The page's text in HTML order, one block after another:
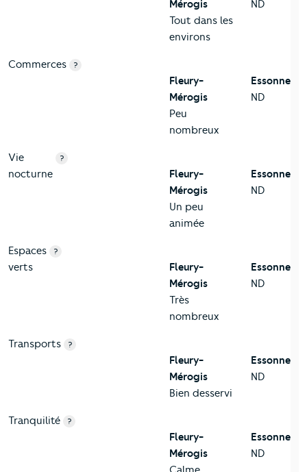
Mérogis
Tout dans les
environs
ND
Commerces ?
Fleury-
Mérogis
Peu
nombreux
Essonne
ND
Vie
nocturne
?
Fleury-
Mérogis
Un peu
animée
Essonne
ND
Espaces
verts
?
Fleury-
Mérogis
Très
nombreux
Essonne
ND
Transports ?
Fleury-
Mérogis
Bien desservi
Essonne
ND
Tranquilité ?
Fleury-
Mérogis
Essonne
ND